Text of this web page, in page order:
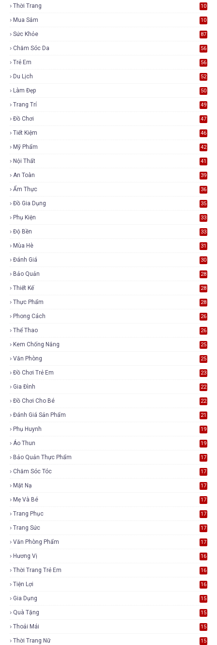
Thời Trang
10
Mua Sắm
10
Sức Khỏe 87
Chăm Sóc Da 56
Trẻ Em 56
Du Lịch 52
Làm Đẹp 50
Trang Trí 49
Đồ Chơi 47
Tiết Kiệm 46
Mỹ Phẩm 42
Nội Thất 41
An Toàn 39
Ẩm Thực 36
Đồ Gia Dụng 35
Phụ Kiện 33
Độ Bền 33
Mùa Hè 31
Đánh Giá 30
Bảo Quản 28
Thiết Kế 28
Thực Phẩm 28
Phong Cách 26
Thể Thao 26
Kem Chống Nắng 25
Văn Phòng 25
Đồ Chơi Trẻ Em 23
Gia Đình 22
Đồ Chơi Cho Bé 22
Đánh Giá Sản Phẩm 21
Phụ Huynh 19
Áo Thun 19
Bảo Quản Thực Phẩm 17
Chăm Sóc Tóc 17
Mặt Nạ 17
Mẹ Và Bé 17
Trang Phục 17
Trang Sức 17
Văn Phòng Phẩm 17
Hương Vị 16
Thời Trang Trẻ Em 16
Tiện Lợi 16
Gia Dụng 15
Quà Tặng 15
Thoải Mái 15
Thời Trang Nữ 15